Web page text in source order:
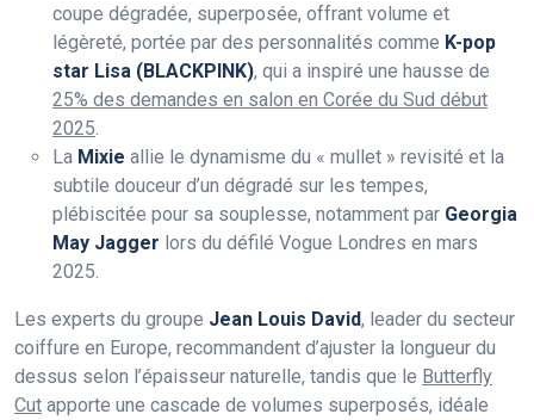
coupe dégradée, superposée, offrant volume et
légèreté, portée par des personnalités comme K-pop
star Lisa (BLACKPINK), qui a inspiré une hausse de
25% des demandes en salon en Corée du Sud début
2025
La Mixie allie le dynamisme du « mullet » revisité et la
subtile douceur d’un dégradé sur les tempes,
plébiscitée pour sa souplesse, notamment par Georgia
May Jagger lors du défilé Vogue Londres en mars
2025.
Les experts du groupe Jean Louis David, leader du secteur
coiffure en Europe, recommandent d’ajuster la longueur du
dessus selon l’épaisseur naturelle, tandis que le Butterfly
Cut apporte une cascade de volumes superposés, idéale